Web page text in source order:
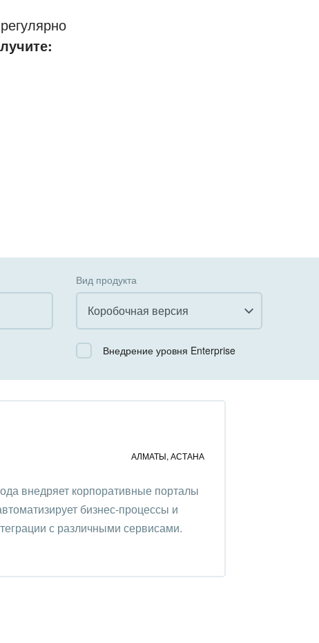
Вид продукта
Коробочная версия
Все
Коробочная версия
Внедрение уровня Enterprise
АЛМАТЫ, АСТАНА
внедряет корпоративные порталы
бизнес-процессы и
с различными сервисами.